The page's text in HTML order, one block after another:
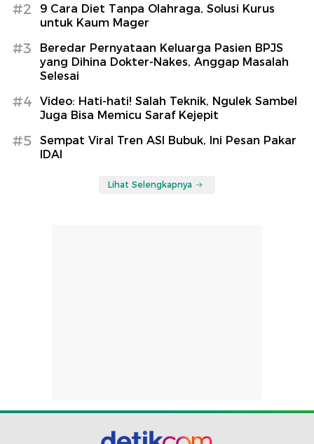
#2
9 Cara Diet Tanpa Olahraga, Solusi Kurus
untuk Kaum Mager
#3
Beredar Pernyataan Keluarga Pasien BPJS
yang Dihina Dokter-Nakes, Anggap Masalah
Selesai
#4
Video: Hati-hati! Salah Teknik, Ngulek Sambel
Juga Bisa Memicu Saraf Kejepit
#5
Sempat Viral Tren ASI Bubuk, Ini Pesan Pakar
IDAI
Lihat Selengkapnya